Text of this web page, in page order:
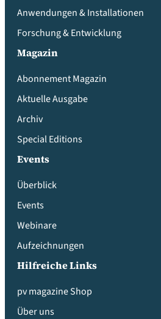
Anwendungen & Installationen
Forschung & Entwicklung
Magazin
Abonnement Magazin
Aktuelle Ausgabe
Archiv
Special Editions
Events
Überblick
Events
Webinare
Aufzeichnungen
Hilfreiche Links
pv magazine Shop
Über uns